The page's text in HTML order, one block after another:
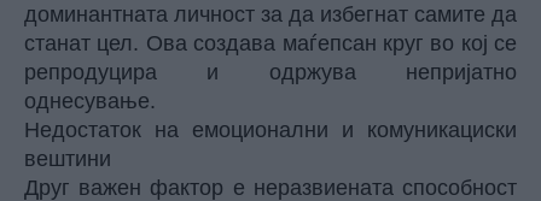
доминантната личност за да избегнат самите да
станат цел. Ова создава маѓепсан круг во кој се
репродуцира и одржува непријатно
однесување.
Недостаток на емоционални и комуникациски
вештини
Друг важен фактор е неразвиената способност